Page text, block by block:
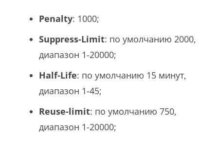
Penalty: 1000;
Suppress-Limit: по умолчанию 2000,
диапазон 1-20000;
Half-Life: по умолчанию 15 минут,
диапазон 1-45;
Reuse-limit: по умолчанию 750,
диапазон 1-20000;